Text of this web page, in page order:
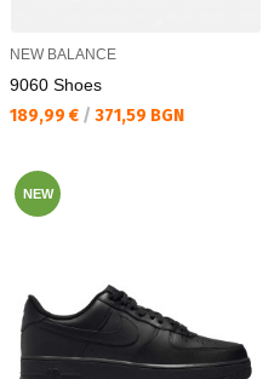
NEW BALANCE
9060 Shoes
Текуща цена:
189,99 € / 371,59 BGN
NEW